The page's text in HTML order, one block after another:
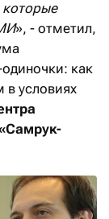
которые
», - отметил,
как
в условиях